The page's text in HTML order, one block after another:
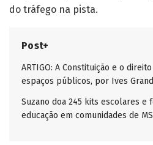
do tráfego na pista.
Post+
ARTIGO: A Constituição e o
espaços públicos, por Ives
Suzano doa 245 kits escolares e
educação em comunidades de MS